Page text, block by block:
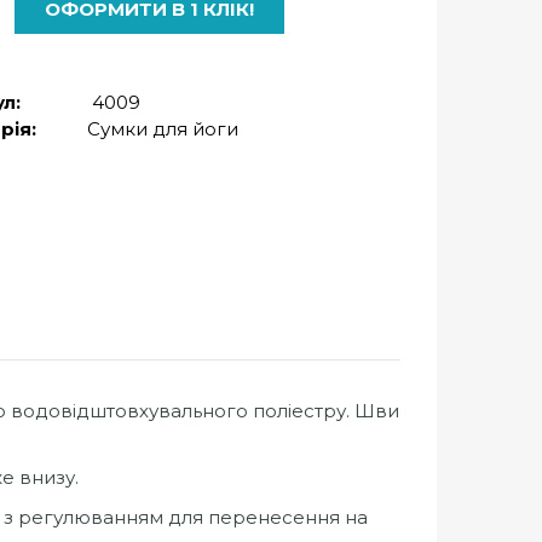
ОФОРМИТИ В 1 КЛІК!
4009
Сумки для йоги
водовідштовхувального поліестру. Шви
внизу.
з регулюванням для перенесення на